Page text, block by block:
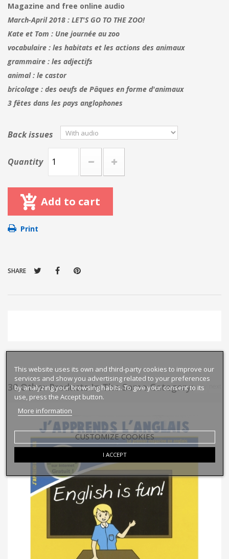
Magazine and free online audio
March-April 2018 : LET'S GO TO THE ZOO!
Kate et Tom : Une journée au zoo
vocabulaire : les habitats et les actions des animaux
grammaire : les adjectifs
animal : le castor
bricolage : des oeufs de Pâques en forme d'animaux
3 fêtes dans les pays anglophones
Back issues
Quantity
Add to cart
Print
SHARE
30 Other Products In The Same Category:prev
This website uses its own and third-party cookies to improve our
services and show you advertising related to your preferences
by analyzing your browsing habits. To give your consent to its
use, press the Accept button.
More information
CUSTOMIZE COOKIES
I ACCEPT